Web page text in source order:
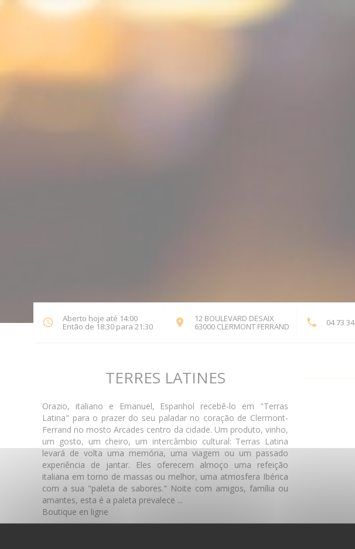
Aberto hoje até 14:00
Então de 18:30 para 21:30
12 BOULEVARD DESAIX
63000 CLERMONT FERRAND ((abre numa nova
04 73
TERRES LATINES
Orazio, italiano e Emanuel, Espanhol recebê-lo em "Terras
Latina" para o prazer do seu paladar no coração de Clermont-
Ferrand no mosto Arcades centro da cidade. Um produto, vinho,
um gosto, um cheiro, um intercâmbio cultural: Terras Latina
levará de volta uma memória, uma viagem ou um passado
experiência de jantar. Eles oferecem almoço uma refeição
italiana em torno de massas ou melhor, uma atmosfera Ibérica
com a sua "paleta de sabores." Noite com amigos, família ou
amantes, esta é a paleta prevalece ...
Boutique en ligne